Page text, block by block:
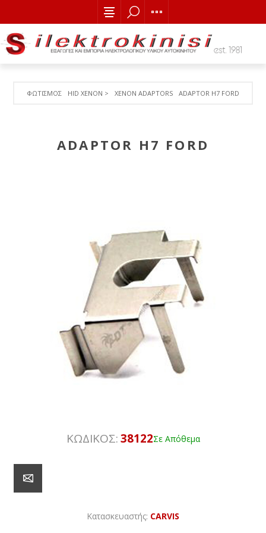
ΦΩΤΙΣΜΟΣ HID XENON > XENON ADAPTORS ADAPTOR Η7 FORD
ADAPTOR Η7 FORD
ΚΩΔΙΚΟΣ:38122Σε Απόθεμα
Κατασκευαστής: CARVIS